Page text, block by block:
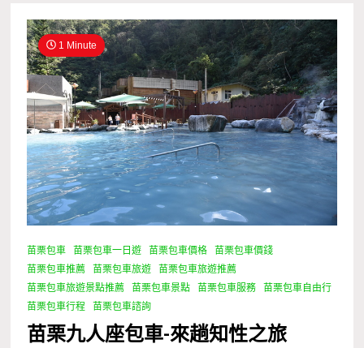
1 Minute
苗栗包車 苗栗包車一日遊 苗栗包車價格
苗栗包車價錢
苗栗包車推薦
苗栗包車旅遊
苗栗包車旅遊推薦
苗栗包車旅遊景點推薦
苗栗包車景點 苗栗包車服務
苗栗包車自由行
苗栗包車行程
苗栗包車諮詢
苗栗九人座包車-來趟知性之旅